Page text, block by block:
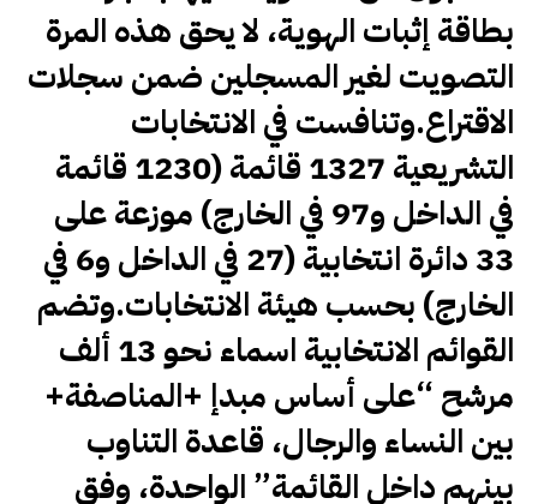
بطاقة إثبات الهوية، لا يحق هذه المرة
التصويت لغير المسجلين ضمن سجلات
الاقتراع.وتنافست في الانتخابات
التشريعية 1327 قائمة (1230 قائمة
في الداخل و97 في الخارج) موزعة على
33 دائرة انتخابية (27 في الداخل و6 في
الخارج) بحسب هيئة الانتخابات.وتضم
القوائم الانتخابية اسماء نحو 13 ألف
مرشح “على أساس مبدإ +المناصفة+
بين النساء والرجال، قاعدة التناوب
بينهم داخل القائمة” الواحدة، وفق